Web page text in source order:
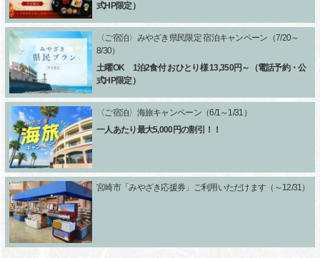
式HP限定）
〈ご宿泊〉みやざき県民限定 宿泊キャンペーン（7/20～
8/30）
土曜OK 1泊2食付 おひとり様 13,350円～（電話予約・公
式HP限定）
〈ご宿泊〉海旅キャンペーン（6/1～1/31）
一人あたり最大5,000円の割引！！
宮崎市「みやざき応援券」ご利用いただけます（～12/31）